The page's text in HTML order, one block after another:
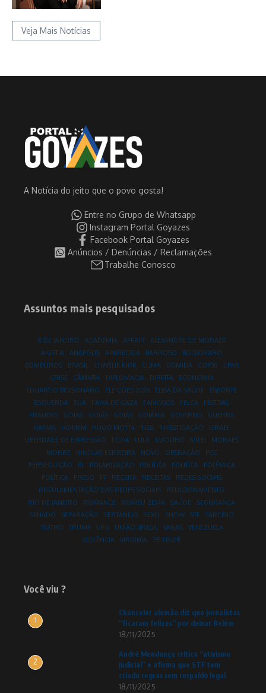
Veja Mais Notícias
A Notícia do jeito que o povo gosta!
Entre no Grupo de Whatsapp
Instagram Portal Goyazes
Facebook Portal Goyazes
Anúncios / Denúncias / Reclamações
Trabalhe Conosco
Assuntos mais pesquisados
8 DE JANEIRO ACADEMIA AFFAIR
ALEXANDRE DE MORAES
ANISTIA
ANÁPOLIS APARECIDA BARROSO
BOLSONARO
BOMBEIROS
BRASIL CHARLIE KIRK CLIMA COMIDA COP30
CPMI
CRISE
CÂMARA DIPLOMACIA DIREITA
ECONOMIA
EDUARDO BOLSONARO
ELEIÇÕES 2026 ELISA DA SAÚDE
ESPORTE
ESQUERDA
EUA FAIXA DE GAZA FAMOSOS FELCA
FESTIVAL
FRAUDES
GOIAS GOIÁS GOIÁS GOIÂNIA GOVERNO
GUERRA
HAMAS
HOMEM HUGO MOTTA INSS INVESTIGAÇÃO
ISRAEL
LIBERDADE DE EXPRESSÃO
LOOK LULA MADURO MILEI
MORAES
MORRE
NIKOLAS FERREIRA NOVO OPERAÇÃO
PCC
PERSEGUIÇÃO
PL POLARIZAÇÃO POLITICA POLITÍCA
POLÊMICA
POLÍTICA
PRESO PT RECEITA RECEITAS
REDES SOCIAIS
REGULAMENTAÇÃO DAS REDES SOCIAIS
RELACIONAMENTO
RIO DE JANEIRO
ROMANCE ROMEU ZEMA SAÚDE
SEGURANÇA
SENADO
SEPARAÇÃO SERTANEJO SEXO SHOW STF
TARCÍSIO
TEATRO
TRUMP UFG UNIÃO BRASIL VAGAS
VENEZUELA
VIOLÊNCIA
VIRGINIA ZE FELIPE
Você viu ?
1
Chanceler alemão diz que jornalistas
“ficaram felizes” por deixar Belém
18/11/2025
2
André Mendonça critica “ativismo
judicial” e afirma que STF tem
criado regras sem respaldo legal
18/11/2025